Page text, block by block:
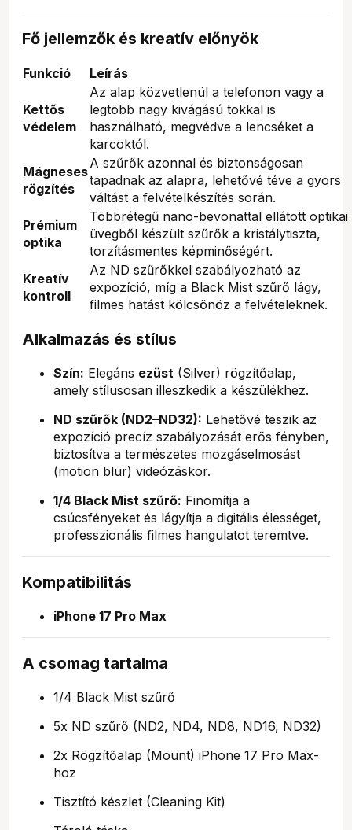
Fő jellemzők és kreatív előnyök
Funkció Leírás
Kettős
védelem
Az alap közvetlenül a telefonon vagy a
legtöbb nagy kivágású tokkal is
használható, megvédve a lencséket a
karcoktól.
Mágneses
rögzítés
A szűrők azonnal és biztonságosan
tapadnak az alapra, lehetővé téve a gyors
váltást a felvételkészítés során.
Prémium
optika
Többrétegű nano-bevonattal ellátott optikai
üvegből készült szűrők a kristálytiszta,
torzításmentes képminőségért.
Kreatív
kontroll
Az ND szűrőkkel szabályozható az
expozíció, míg a Black Mist szűrő lágy,
filmes hatást kölcsönöz a felvételeknek.
Alkalmazás és stílus
Szín: Elegáns ezüst (Silver) rögzítőalap,
amely stílusosan illeszkedik a készülékhez.
ND szűrők (ND2–ND32): Lehetővé teszik az
expozíció precíz szabályozását erős fényben,
biztosítva a természetes mozgáselmosást
(motion blur) videózáskor.
1/4 Black Mist szűrő: Finomítja a
csúcsfényeket és lágyítja a digitális élességet,
professzionális filmes hangulatot teremtve.
Kompatibilitás
iPhone 17 Pro Max
A csomag tartalma
1/4 Black Mist szűrő
5x ND szűrő (ND2, ND4, ND8, ND16, ND32)
2x Rögzítőalap (Mount) iPhone 17 Pro Max-
hoz
Tisztító készlet (Cleaning Kit)